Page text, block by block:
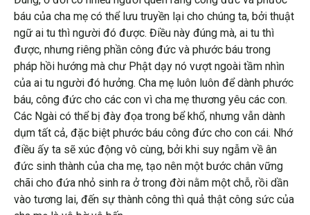
báu của cha mẹ có thể lưu truyền lại cho chúng ta, bởi thuật
ngữ ai tu thì người đó được. Điều này đúng mà, ai tu thì
được, nhưng riêng phần công đức và phước báu trong
pháp hồi hướng mà chư Phật dạy nó vượt ngoài tầm nhìn
của ai tu người đó hưởng. Cha mẹ luôn luôn để dành phước
báu, công đức cho các con vì cha mẹ thương yêu các con.
Các Ngài có thể bị đày đọa trong bể khổ, nhưng vẫn dành
dụm tất cả, đặc biệt phước báu công đức cho con cái. Nhớ
điều ấy ta sẽ xúc động vô cùng, bởi khi suy ngẫm về ân
đức sinh thành của cha mẹ, tạo nên một bước chân vững
chãi cho đứa nhỏ sinh ra ở trong đời nằm một chỗ, rồi dần
vào tương lai, đến sự thành công thì quả thật công sức của